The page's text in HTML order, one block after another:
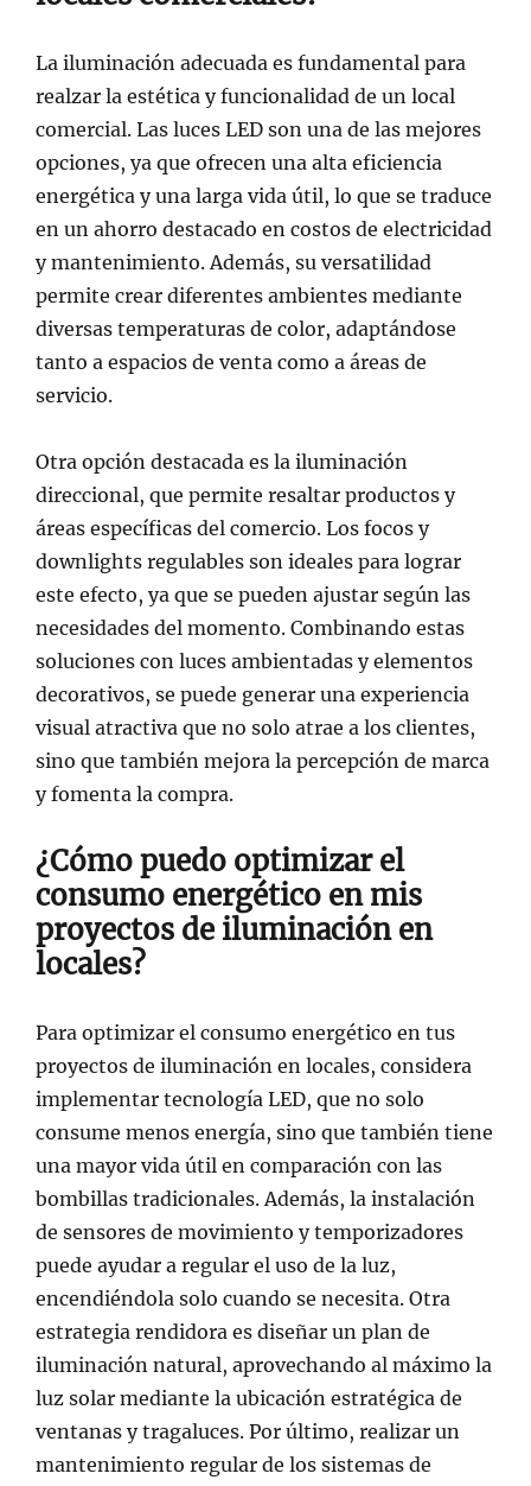
La iluminación adecuada es fundamental para
realzar la estética y funcionalidad de un local
comercial. Las luces LED son una de las mejores
opciones, ya que ofrecen una alta eficiencia
energética y una larga vida útil, lo que se traduce
en un ahorro destacado en costos de electricidad
y mantenimiento. Además, su versatilidad
permite crear diferentes ambientes mediante
diversas temperaturas de color, adaptándose
tanto a espacios de venta como a áreas de
servicio.
Otra opción destacada es la iluminación
direccional, que permite resaltar productos y
áreas específicas del comercio. Los focos y
downlights regulables son ideales para lograr
este efecto, ya que se pueden ajustar según las
necesidades del momento. Combinando estas
soluciones con luces ambientadas y elementos
decorativos, se puede generar una experiencia
visual atractiva que no solo atrae a los clientes,
sino que también mejora la percepción de marca
y fomenta la compra.
¿Cómo puedo optimizar el
consumo energético en mis
proyectos de iluminación en
locales?
Para optimizar el consumo energético en tus
proyectos de iluminación en locales, considera
implementar tecnología LED, que no solo
consume menos energía, sino que también tiene
una mayor vida útil en comparación con las
bombillas tradicionales. Además, la instalación
de sensores de movimiento y temporizadores
puede ayudar a regular el uso de la luz,
encendiéndola solo cuando se necesita. Otra
estrategia rendidora es diseñar un plan de
iluminación natural, aprovechando al máximo la
luz solar mediante la ubicación estratégica de
ventanas y tragaluces. Por último, realizar un
mantenimiento regular de los sistemas de